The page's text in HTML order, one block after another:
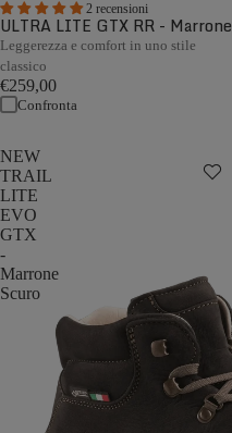
2 recensioni
ULTRA LITE GTX RR - Marrone
Leggerezza e comfort in uno stile
classico
€259,00
Confronta
NEW
TRAIL
LITE
EVO
GTX
-
Marrone
Scuro